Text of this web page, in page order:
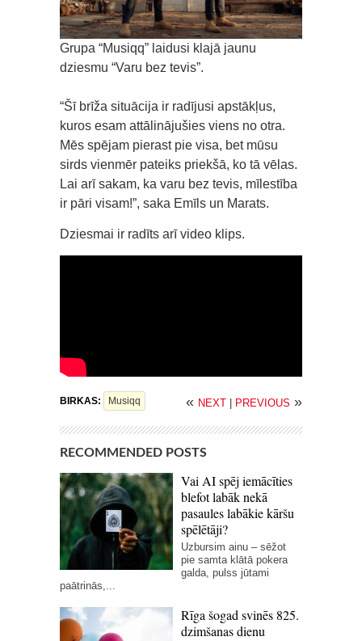
Grupa “Musiqq” laidusi klajā jaunu
dziesmu “Varu bez tevis”.
“Šī brīža situācija ir radījusi apstākļus,
kuros esam attālinājušies viens no otra.
Mēs spējam pierast pie visa, bet mūsu
sirds vienmēr pateiks priekšā, ko tā vēlas.
Lai arī sakam, ka varu bez tevis, mīlestība
ir pāri visam!”, saka Emīls un Marats.
Dziesmai ir radīts arī video klips.
BIRKAS: Musiqq « NEXT | PREVIOUS »
RECOMMENDED POSTS
Vai AI spēj iemācīties
blefot labāk nekā
pasaules labākie kāršu
spēlētāji?
Uzbursim ainu – sēžot
pie samta klātā pokera
galda, pulss jūtami
paātrinās,...
Rīga šogad svinēs 825.
dzimšanas dienu